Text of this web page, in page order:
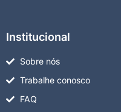
Institucional
Sobre nós
Trabalhe conosco
FAQ